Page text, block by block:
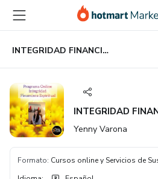
principal
página
de
página
INTEGRIDAD FINANCIERA ESPIRITUAL
INTEGRIDAD
Yenny Varona
Formato: Cursos online y Servicios de